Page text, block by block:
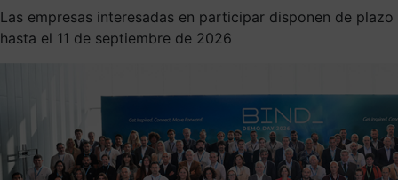
Las empresas interesadas en participar disponen de plazo
hasta el 11 de septiembre de 2026